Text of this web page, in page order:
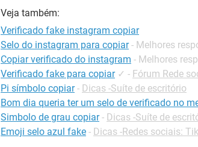
Veja também:
Verificado fake instagram copiar
Selo do instagram para copiar - Melhores
Copiar verificado do instagram - Melhores
Verificado fake para copiar ✓ - Fórum Rede
Pi símbolo copiar - Dicas -Suíte de escritório
Bom dia queria ter um selo de verificado no
Simbolo de grau copiar - Dicas -Suíte de
Emoji selo azul fake - Dicas -Redes sociais: